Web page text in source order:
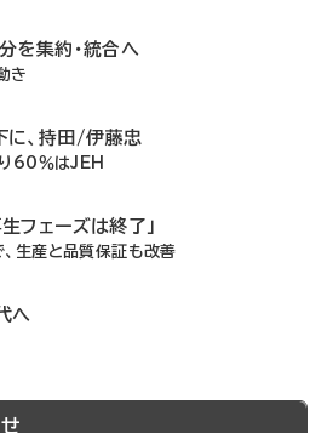
を集約・統合へ
き
に、持田/伊藤忠
60％はJEH
フェーズは終了」
生産と品質保証も改善
へ